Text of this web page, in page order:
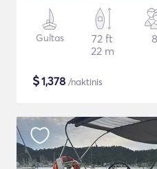
Gultas
72 ft
22 m
8
$1,378 /naktinis